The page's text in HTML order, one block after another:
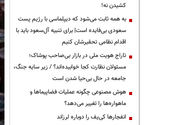
کشیدن نه!
به همه ثابت می‌شود که دیپلماسی با رژیم پست
سعودی بی‌فایده است| برای تنبیه آل‌سعود باید با
اقدام نظامی تحقیرشان کنیم
تاراج هویت ملی در بازار بی‌صاحب پوشاک؛
مسئولان نظارت کجا خوابیده‌اند؟ / زیر سایه جنگ،
جامعه در حال بی‌حیا شدن است
هوش مصنوعی چگونه عملیات فضاپیماها و
ماهواره‌ها را تغییر می‌دهد؟
انفجارها کی‌یف را دوباره لرزاند